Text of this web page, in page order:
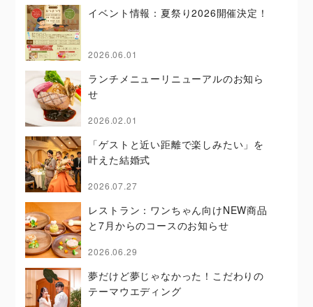
イベント情報：夏祭り2026開催決定！
2026.06.01
ランチメニューリニューアルのお知ら
せ
2026.02.01
「ゲストと近い距離で楽しみたい」を
叶えた結婚式
2026.07.27
レストラン：ワンちゃん向けNEW商品
と7月からのコースのお知らせ
2026.06.29
夢だけど夢じゃなかった！こだわりの
テーマウエディング